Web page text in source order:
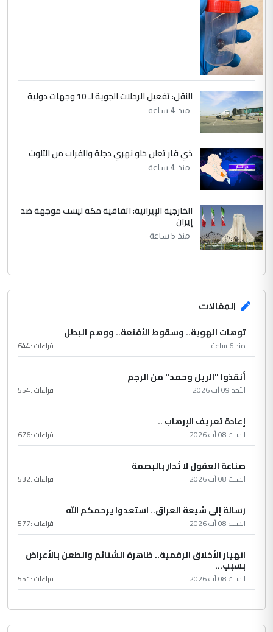
النقل: تفعيل الرحلات الجوية لـ 10 وجهات دولية
منذ 4 ساعة
ذي قار تعلن خلو نهري دجلة والفرات من التلوث
منذ 4 ساعة
الخارجية الإيرانية: اتفاقية مكة ليست موجهة ضد
إيران
منذ 5 ساعة
المقالات
توهات الهوية.. وسقوط الأقنعة.. ووهم البطل
منذ 6 ساعة قراءات :644
أنقذوا "الريل وحمد" من الرجم
الأحد 09 آب 2026 قراءات :554
إعادة تعريف الإرهاب ..
السبت 08 آب 2026 قراءات :676
صناعة العقول لا تُدار بالبصمة
السبت 08 آب 2026 قراءات :532
رسالة إلى شيعة العراق.. استعدوا يرحمكم الله
السبت 08 آب 2026 قراءات :577
انهيار الأخلاق الرقمية.. ظاهرة الشتائم والطعن بالأعراض
بسبب...
السبت 08 آب 2026 قراءات :551